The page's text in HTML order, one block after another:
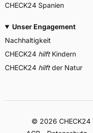
CHECK24 Spanien
Unser Engagement
Nachhaltigkeit
CHECK24 hilftKindern
CHECK24 hilftder Natur
© 2026 CHECK24